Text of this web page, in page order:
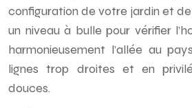
configuration de votre jardin et
un niveau à bulle pour vérifier
harmonieusement l’allée au
lignes trop droites et en
douces.